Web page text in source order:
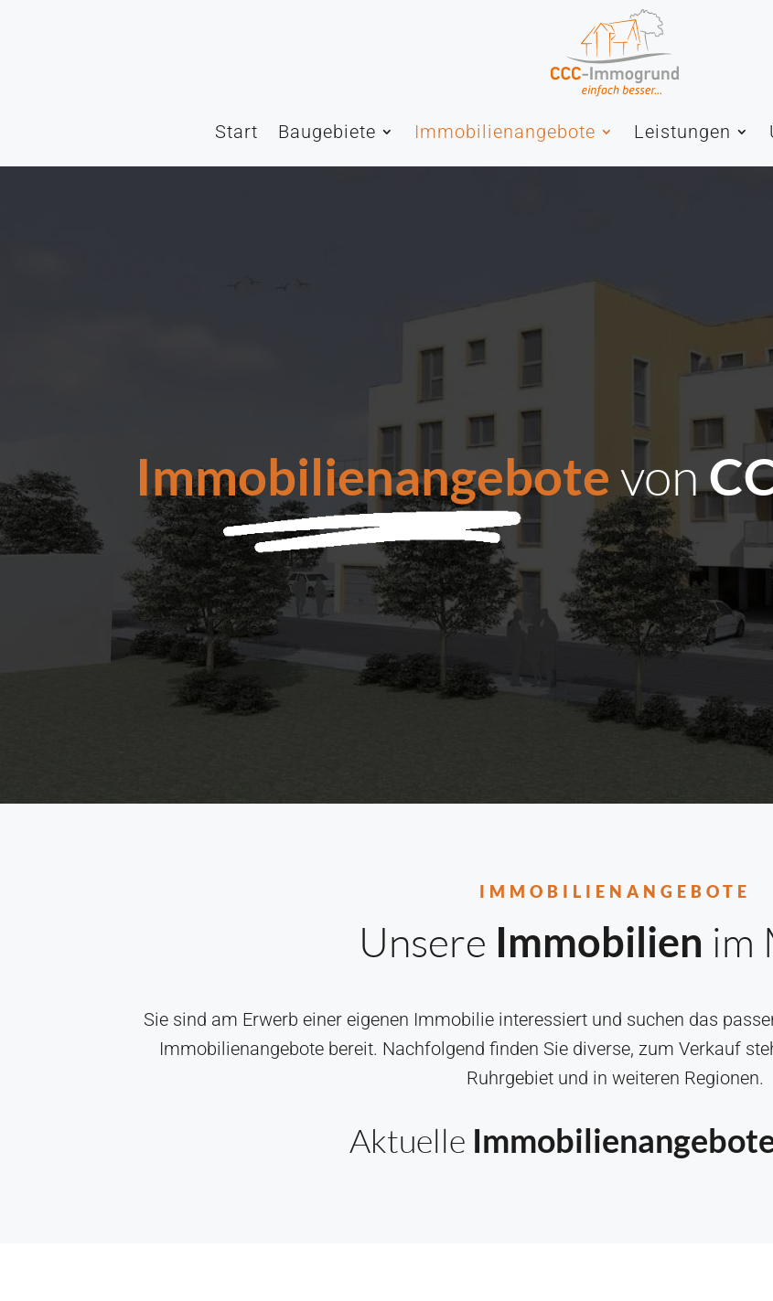
Start Baugebiete Immobilienangebote Leistungen
Immobilienangebote von
IMMOBILIENANGEBOTE
Unsere Immobilien im
Sie sind am Erwerb einer eigenen Immobilie interessiert und suchen das
Immobilienangebote bereit. Nachfolgend finden Sie diverse, zum Verkauf
Ruhrgebiet und in weiteren Regionen.
Aktuelle